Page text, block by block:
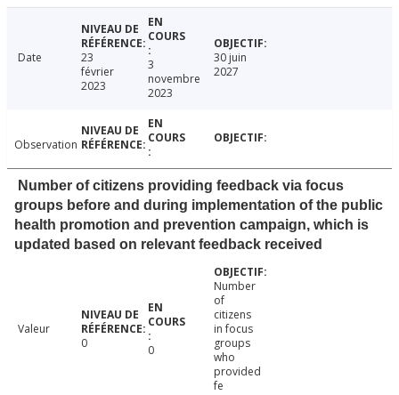
Date
23
février
2023
3
novembre
2023
30 juin
2027
Observation
Number of citizens providing feedback via focus
groups before and during implementation of the public
health promotion and prevention campaign, which is
updated based on relevant feedback received
Valeur
0
0
Number
of
citizens
in focus
groups
who
provided
fe